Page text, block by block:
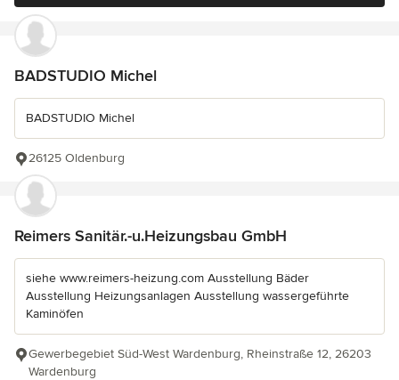
BADSTUDIO Michel
BADSTUDIO Michel
26125 Oldenburg
Reimers Sanitär.-u.Heizungsbau GmbH
siehe www.reimers-heizung.com Ausstellung Bäder
Ausstellung Heizungsanlagen Ausstellung wassergeführte
Kaminöfen
Gewerbegebiet Süd-West Wardenburg, Rheinstraße 12, 26203
Wardenburg